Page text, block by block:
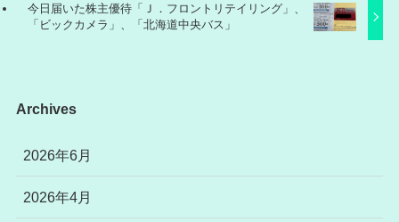
今日届いた株主優待「Ｊ．フロントリテイリング」、
「ビックカメラ」、「北海道中央バス」
Archives
2026年6月
2026年4月